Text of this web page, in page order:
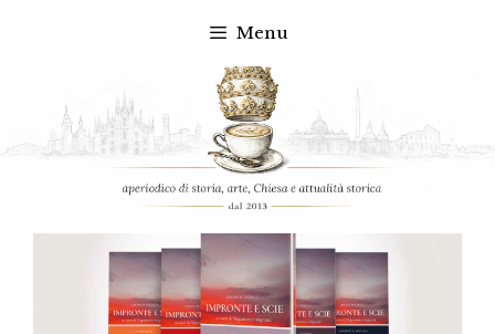
contenuto
Menu